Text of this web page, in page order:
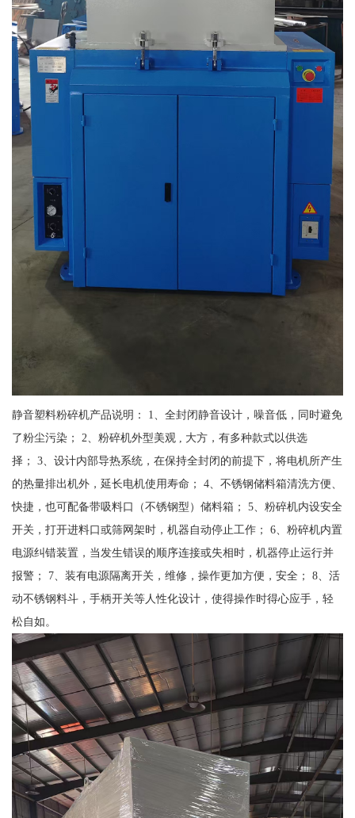
静音塑料粉碎机产品说明： 1、全封闭静音设计，噪音低，同时避免
了粉尘污染； 2、粉碎机外型美观 , 大方，有多种款式以供选
择； 3、设计内部导热系统，在保持全封闭的前提下，将电机所产生
的热量排出机外，延长电机使用寿命； 4、不锈钢储料箱清洗方便、
快捷，也可配备带吸料口（不锈钢型）储料箱； 5、粉碎机内设安全
开关，打开进料口或筛网架时，机器自动停止工作； 6、粉碎机内置
电源纠错装置，当发生错误的顺序连接或失相时，机器停止运行并
报警； 7、装有电源隔离开关，维修，操作更加方便，安全； 8、活
动不锈钢料斗，手柄开关等人性化设计，使得操作时得心应手，轻
松自如。